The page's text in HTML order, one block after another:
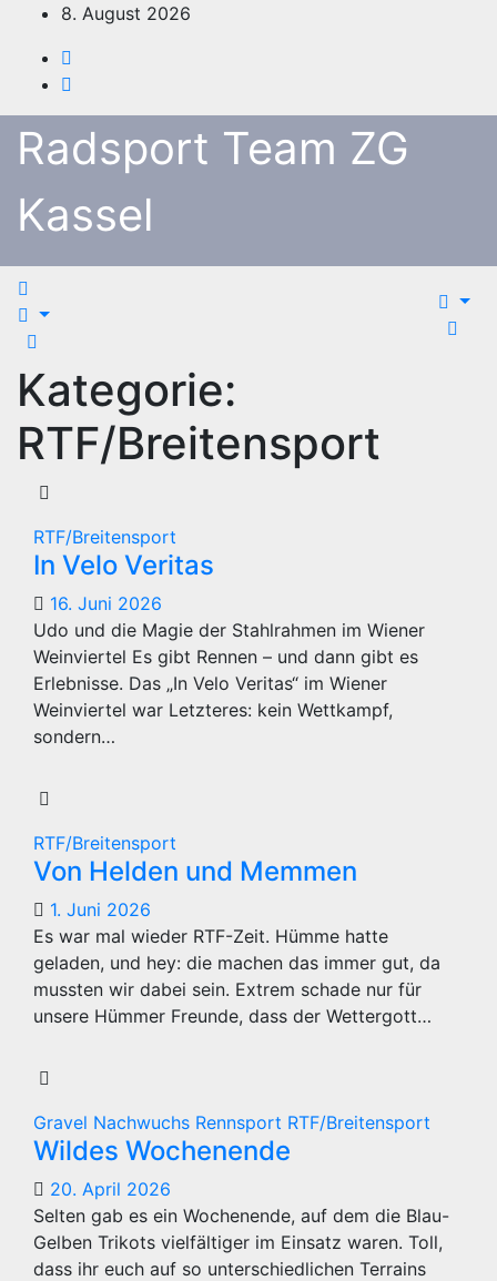
springen
8. August 2026
Radsport Team ZG
Kassel
Kategorie:
RTF/Breitensport
RTF/Breitensport
In Velo Veritas
16. Juni 2026
Udo und die Magie der Stahlrahmen im Wiener
Weinviertel Es gibt Rennen – und dann gibt es
Erlebnisse. Das „In Velo Veritas“ im Wiener
Weinviertel war Letzteres: kein Wettkampf,
sondern…
RTF/Breitensport
Von Helden und Memmen
1. Juni 2026
Es war mal wieder RTF-Zeit. Hümme hatte
geladen, und hey: die machen das immer gut, da
mussten wir dabei sein. Extrem schade nur für
unsere Hümmer Freunde, dass der Wettergott…
Gravel Nachwuchs Rennsport RTF/Breitensport
Wildes Wochenende
20. April 2026
Selten gab es ein Wochenende, auf dem die Blau-
Gelben Trikots vielfältiger im Einsatz waren. Toll,
dass ihr euch auf so unterschiedlichen Terrains